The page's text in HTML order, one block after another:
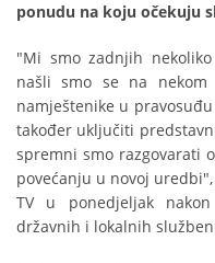
ponudu na koju očekuju
"Mi smo zadnjih
našli smo se na nekom
namještenike u
također uključiti
spremni smo razgovarati
povećanju u novoj
TV u ponedjeljak
državnih i lokalnih